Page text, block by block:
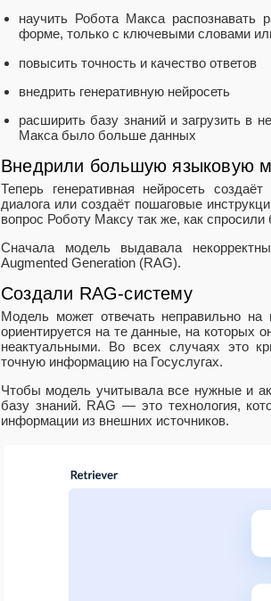
научить Робота Макса распознавать
форме, только с ключевыми словами
повысить точность и качество ответов
внедрить генеративную нейросеть
расширить базу знаний и загрузить в
Макса было больше данных
Внедрили большую языковую
Теперь генеративная нейросеть
диалога или создаёт пошаговые
вопрос Роботу Максу так же, как спросили
Сначала модель выдавала
Augmented Generation (RAG).
Создали RAG-систему
Модель может отвечать неправильно на
ориентируется на те данные, на которых
неактуальными. Во всех случаях это
точную информацию на Госуслугах.
Чтобы модель учитывала все нужные и
базу знаний. RAG — это технология,
информации из внешних источников.